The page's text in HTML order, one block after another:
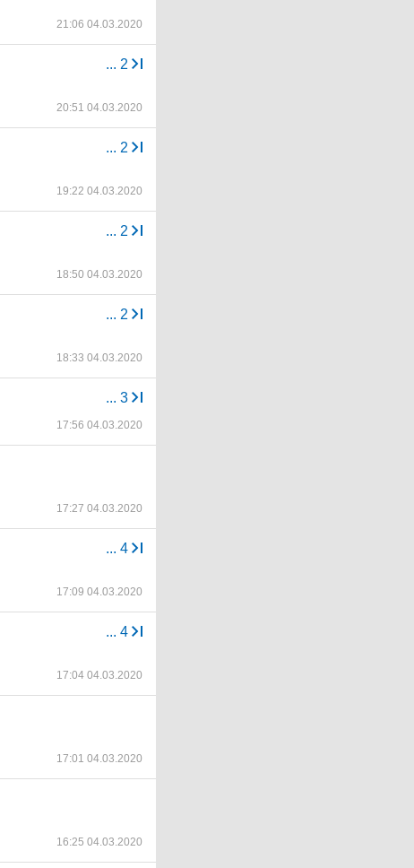
21:06 04.03.2020
... 2
20:51 04.03.2020
... 2
19:22 04.03.2020
... 2
18:50 04.03.2020
... 2
18:33 04.03.2020
... 3
17:56 04.03.2020
17:27 04.03.2020
... 4
17:09 04.03.2020
... 4
17:04 04.03.2020
17:01 04.03.2020
16:25 04.03.2020